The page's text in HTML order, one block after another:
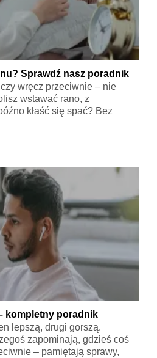
Sprawdź nasz poradnik
wręcz przeciwnie – nie
wstawać rano, z
kłaść się spać? Bez
kompletny poradnik
lepszą, drugi gorszą.
zapominają, gdzieś coś
– pamiętają sprawy,